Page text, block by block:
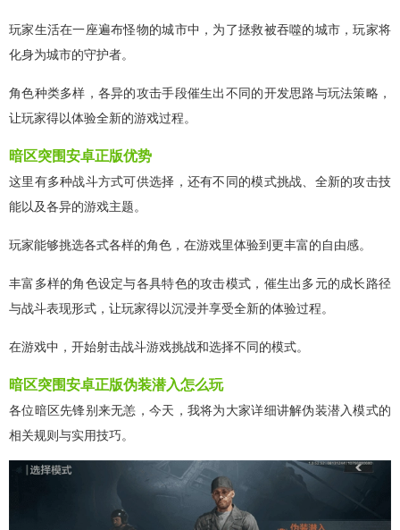
玩家生活在一座遍布怪物的城市中，为了拯救被吞噬的城市，玩家将
化身为城市的守护者。
角色种类多样，各异的攻击手段催生出不同的开发思路与玩法策略，
让玩家得以体验全新的游戏过程。
暗区突围安卓正版优势
这里有多种战斗方式可供选择，还有不同的模式挑战、全新的攻击技
能以及各异的游戏主题。
玩家能够挑选各式各样的角色，在游戏里体验到更丰富的自由感。
丰富多样的角色设定与各具特色的攻击模式，催生出多元的成长路径
与战斗表现形式，让玩家得以沉浸并享受全新的体验过程。
在游戏中，开始射击战斗游戏挑战和选择不同的模式。
暗区突围安卓正版伪装潜入怎么玩
各位暗区先锋别来无恙，今天，我将为大家详细讲解伪装潜入模式的
相关规则与实用技巧。